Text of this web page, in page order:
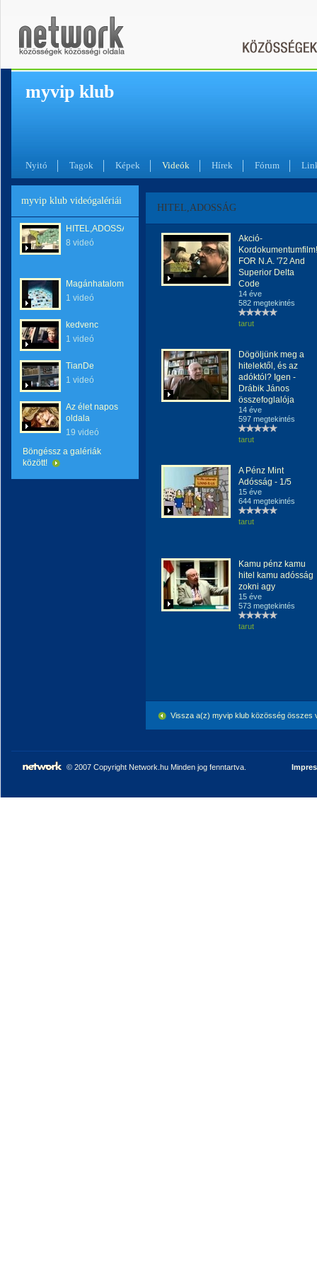
myvip klub
Nyitó Tagok Képek Videók Hírek Fórum
myvip klub videógalériái
HITEL,ADOSSÁG
8 videó
Magánhatalom
1 videó
kedvenc
1 videó
TianDe
1 videó
Az élet napos
oldala
19 videó
Böngéssz a galériák
között!
HITEL,ADOSSÁG
Akció-
FOR N.A. '72 And
Superior Delta
Code
14 éve
582 megtekintés
tarut
Dögöljünk meg a
hitelektől, és az
adóktól? Igen -
Drábik János
összefoglalója
14 éve
597 megtekintés
tarut
A Pénz Mint
Adósság - 1/5
15 éve
644 megtekintés
tarut
Kamu pénz kamu
hitel kamu adósság
zokni agy
15 éve
573 megtekintés
tarut
Vissza a(z) myvip klub közösség összes
© 2007 Copyright Network.hu Minden jog fenntartva.